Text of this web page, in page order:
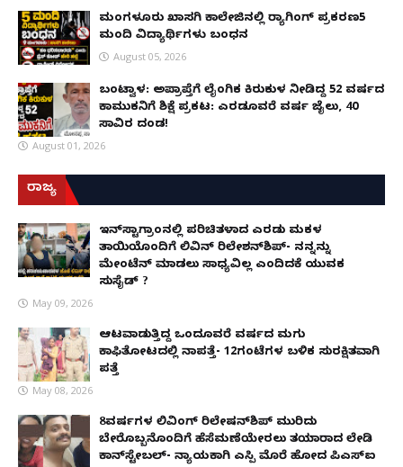
ಮಂಗಳೂರು ಖಾಸಗಿ ಕಾಲೇಜಿನಲ್ಲಿ ರ‌್ಯಾಗಿಂಗ್ ಪ್ರಕರಣ5
ಮಂದಿ ವಿದ್ಯಾರ್ಥಿಗಳು ಬಂಧನ
August 05, 2026
ಬಂಟ್ವಾಳ: ಅಪ್ರಾಪ್ತೆಗೆ ಲೈಂಗಿಕ ಕಿರುಕುಳ ನೀಡಿದ್ದ 52 ವರ್ಷದ
ಕಾಮುಕನಿಗೆ ಶಿಕ್ಷೆ ಪ್ರಕಟ: ಎರಡೂವರೆ ವರ್ಷ ಜೈಲು, ₹40
ಸಾವಿರ ದಂಡ!
August 01, 2026
ರಾಜ್ಯ
ಇನ್​ಸ್ಟಾಗ್ರಾಂನಲ್ಲಿ ಪರಿಚಿತಳಾದ ಎರಡು ಮಕ್ಕಳ
ತಾಯಿಯೊಂದಿಗೆ ಲಿವಿನ್ ರಿಲೇಶನ್​ಶಿಪ್- ನನ್ನನ್ನು
ಮೇಂಟೆನ್ ಮಾಡಲು ಸಾಧ್ಯವಿಲ್ಲ ಎಂದಿದಕ್ಕೆ ಯುವಕ
ಸುಸೈಡ್ ?
May 09, 2026
ಆಟವಾಡುತ್ತಿದ್ದ ಒಂದೂವರೆ ವರ್ಷದ ಮಗು
ಕಾಫಿತೋಟದಲ್ಲಿ ನಾಪತ್ತೆ- 12ಗಂಟೆಗಳ ಬಳಿಕ ಸುರಕ್ಷಿತವಾಗಿ
ಪತ್ತೆ
May 08, 2026
8ವರ್ಷಗಳ ಲಿವಿಂಗ್‌ ರಿಲೇಷನ್‌ಶಿಪ್ ಮುರಿದು
ಬೇರೊಬ್ಬನೊಂದಿಗೆ ಹೆಸೆಮಣೆಯೇರಲು ತಯಾರಾದ ಲೇಡಿ
ಕಾನ್‌ಸ್ಟೇಬಲ್- ನ್ಯಾಯಕ್ಕಾಗಿ ಎಸ್ಪಿ ಮೊರೆ ಹೋದ ಪಿಎಸ್ಐ